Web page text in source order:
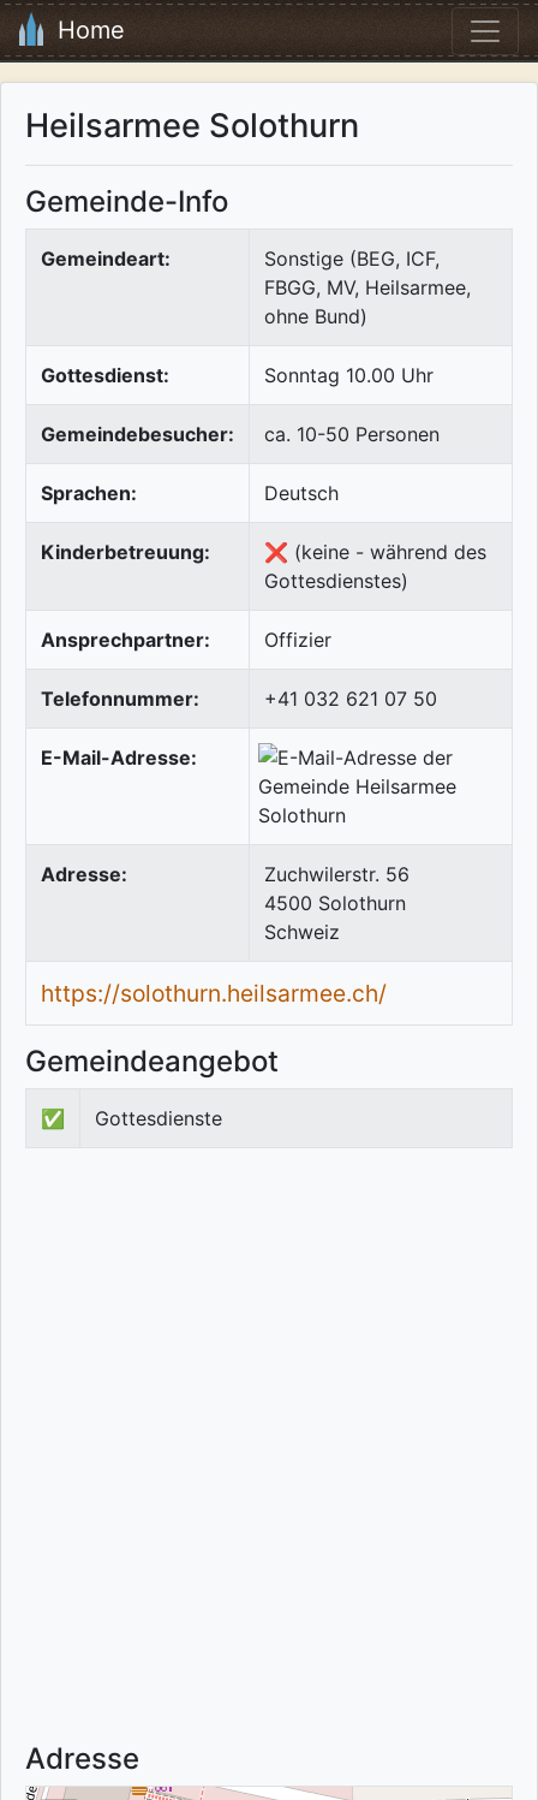
Home
Heilsarmee Solothurn
Gemeinde-Info
Gemeindeart:
Sonstige (BEG, ICF,
FBGG, MV, Heilsarmee,
ohne Bund)
Gottesdienst: Sonntag 10.00 Uhr
Gemeindebesucher: ca. 10-50 Personen
Sprachen: Deutsch
Kinderbetreuung:
❌ (keine - während des
Gottesdienstes)
Ansprechpartner: Offizier
Telefonnummer: +41 032 621 07 50
E-Mail-Adresse:
Adresse:
Zuchwilerstr. 56
4500 Solothurn
Schweiz
https://solothurn.heilsarmee.ch/
Gemeindeangebot
✅ Gottesdienste
Adresse